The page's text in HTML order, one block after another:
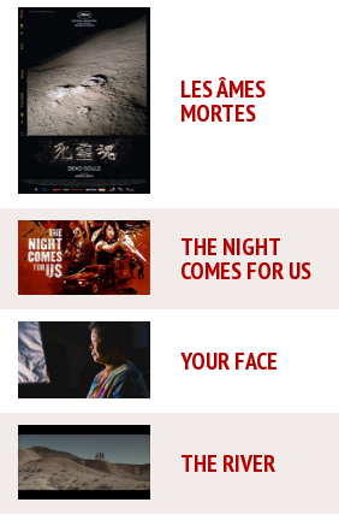
LES ÂMES
MORTES
THE NIGHT
COMES FOR US
YOUR FACE
THE RIVER